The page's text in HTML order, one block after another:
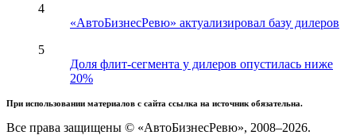
4
«АвтоБизнесРевю» актуализировал базу дилеров
5
Доля флит-сегмента у дилеров опустилась ниже
20%
При использовании материалов с сайта ссылка на источник обязательна.
Все права защищены © «АвтоБизнесРевю», 2008–2026.